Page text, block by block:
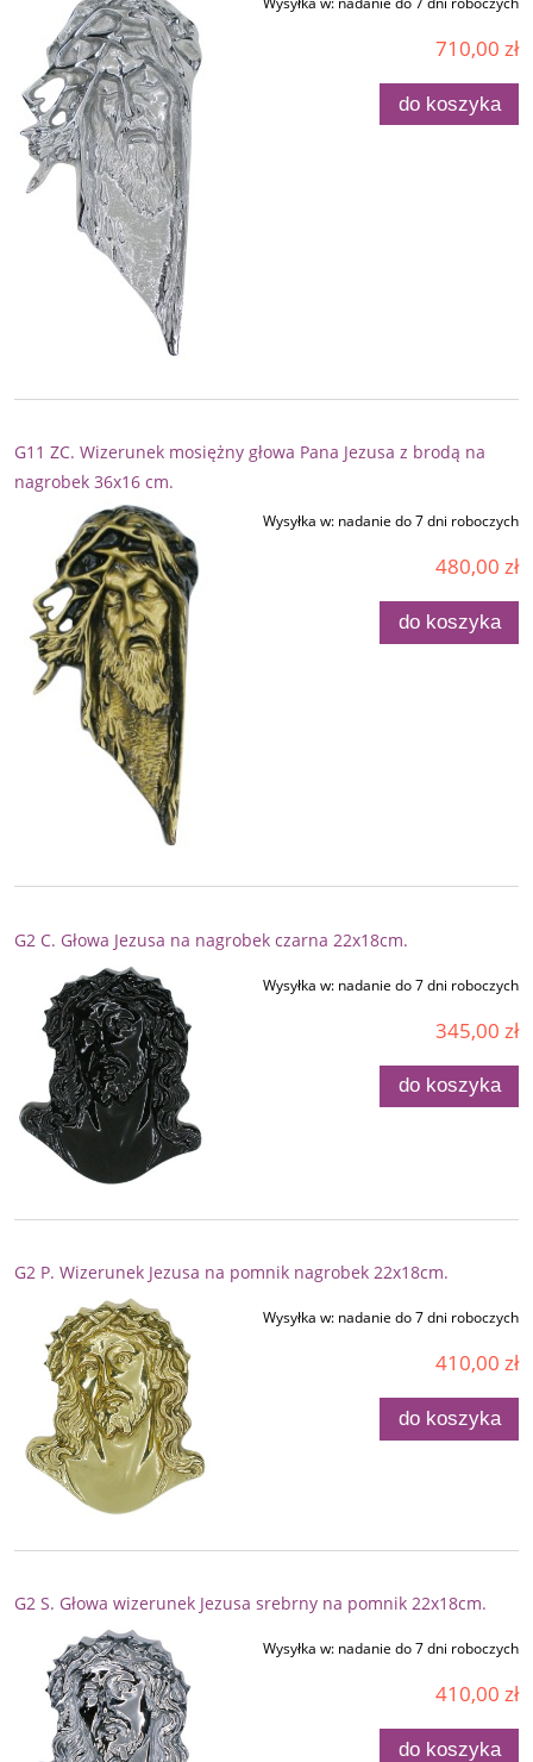
710,00 zł
do koszyka
G11 ZC. Wizerunek mosiężny głowa Pana Jezusa z brodą na
nagrobek 36x16 cm.
Wysyłka w: nadanie do 7 dni roboczych
480,00 zł
do koszyka
G2 C. Głowa Jezusa na nagrobek czarna 22x18cm.
Wysyłka w: nadanie do 7 dni roboczych
345,00 zł
do koszyka
G2 P. Wizerunek Jezusa na pomnik nagrobek 22x18cm.
Wysyłka w: nadanie do 7 dni roboczych
410,00 zł
do koszyka
G2 S. Głowa wizerunek Jezusa srebrny na pomnik 22x18cm.
Wysyłka w: nadanie do 7 dni roboczych
410,00 zł
do koszyka